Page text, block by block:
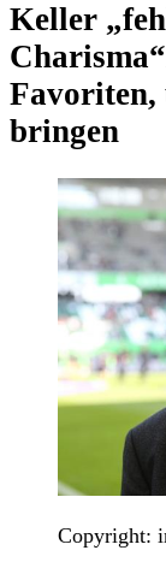
Keller
Charisma“
Favoriten,
bringen
Copyright: